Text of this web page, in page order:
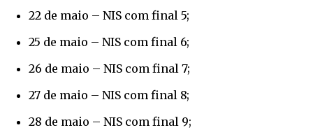
22 de maio – NIS com final 5;
25 de maio – NIS com final 6;
26 de maio – NIS com final 7;
27 de maio – NIS com final 8;
28 de maio – NIS com final 9;